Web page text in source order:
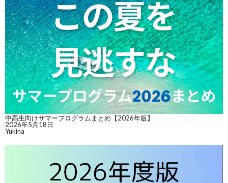
中高生向けサマープログラムまとめ【2026年版】
2026年5月18日
Yukina